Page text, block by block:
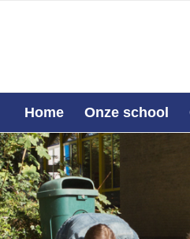
Home Onze school